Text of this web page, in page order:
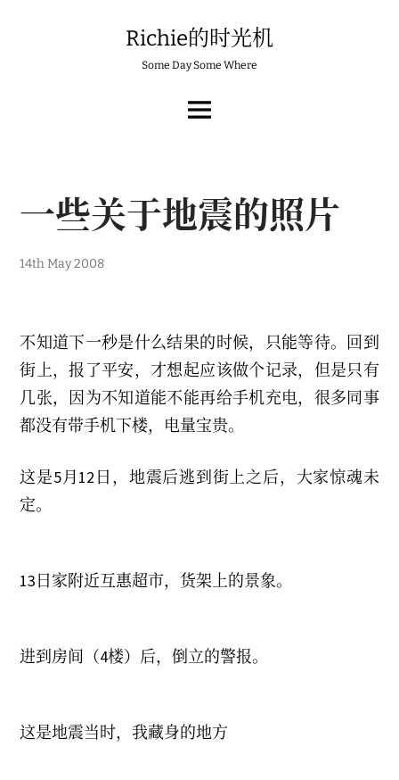
Richie的时光机
Some Day Some Where
MENU
一些关于地震的照片
14th May 2008
不知道下一秒是什么结果的时候，只能等待。回到
街上，报了平安，才想起应该做个记录，但是只有
几张，因为不知道能不能再给手机充电，很多同事
都没有带手机下楼，电量宝贵。
这是5月12日，地震后逃到街上之后，大家惊魂未
定。
13日家附近互惠超市，货架上的景象。
进到房间（4楼）后，倒立的警报。
这是地震当时，我藏身的地方